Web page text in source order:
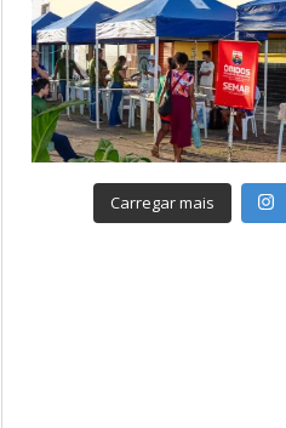
Carregar mais